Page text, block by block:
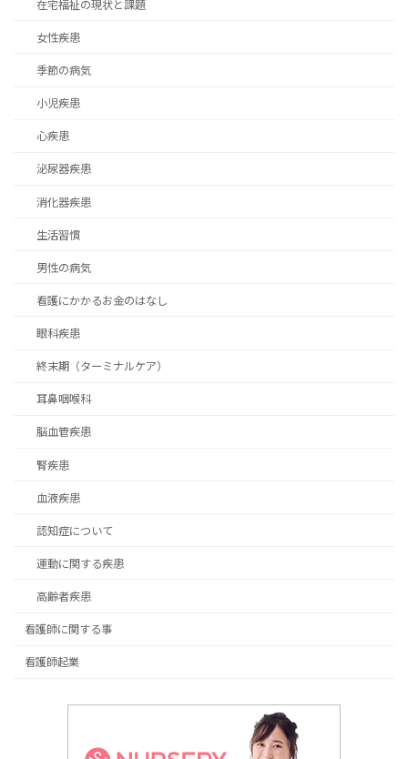
在宅福祉の現状と課題
女性疾患
季節の病気
小児疾患
心疾患
泌尿器疾患
消化器疾患
生活習慣
男性の病気
看護にかかるお金のはなし
眼科疾患
終末期（ターミナルケア）
耳鼻咽喉科
脳血管疾患
腎疾患
血液疾患
認知症について
運動に関する疾患
高齢者疾患
看護師に関する事
看護師起業